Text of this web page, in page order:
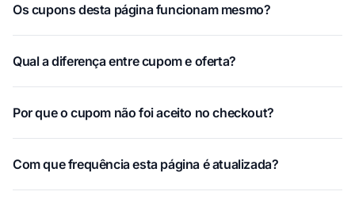
Os cupons desta página funcionam mesmo?
Qual a diferença entre cupom e oferta?
Por que o cupom não foi aceito no checkout?
Com que frequência esta página é atualizada?